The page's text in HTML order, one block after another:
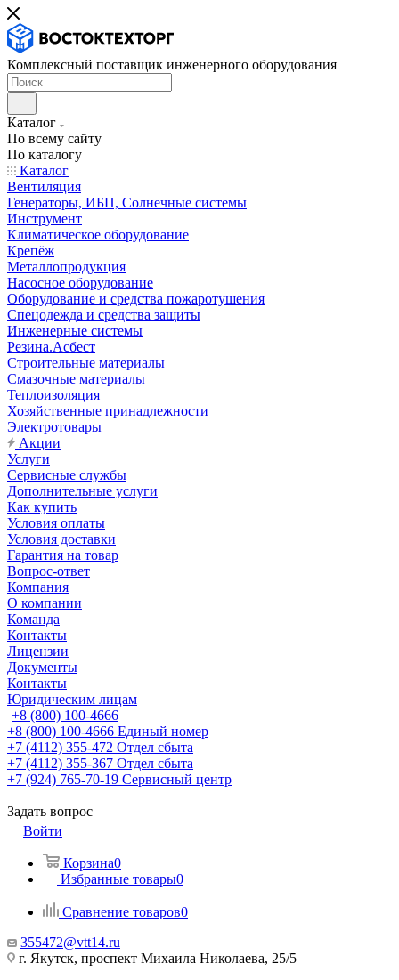
Комплексный поставщик инженерного оборудования
Каталог
По всему сайту
По каталогу
Каталог
Вентиляция
Генераторы, ИБП, Солнечные системы
Инструмент
Климатическое оборудование
Крепёж
Металлопродукция
Насосное оборудование
Оборудование и средства пожаротушения
Спецодежда и средства защиты
Инженерные системы
Резина.Асбест
Строительные материалы
Смазочные материалы
Теплоизоляция
Хозяйственные принадлежности
Электротовары
Акции
Услуги
Сервисные службы
Дополнительные услуги
Как купить
Условия оплаты
Условия доставки
Гарантия на товар
Вопрос-ответ
Компания
О компании
Команда
Контакты
Лицензии
Документы
Контакты
Юридическим лицам
+8 (800) 100-4666
+8 (800) 100-4666 Единый номер
+7 (4112) 355-472 Отдел сбыта
+7 (4112) 355-367 Отдел сбыта
+7 (924) 765-70-19 Сервисный центр
Задать вопрос
Войти
Корзина0
Избранные товары0
Сравнение товаров0
355472@vtt14.ru
г. Якутск, проспект Михаила Николаева, 25/5